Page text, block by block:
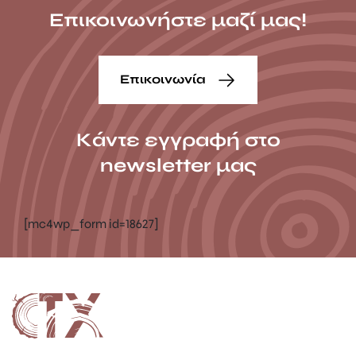
Επικοινωνήστε μαζί μας!
Επικοινωνία
Κάντε εγγραφή στο
newsletter μας
[mc4wp_form id=18627]